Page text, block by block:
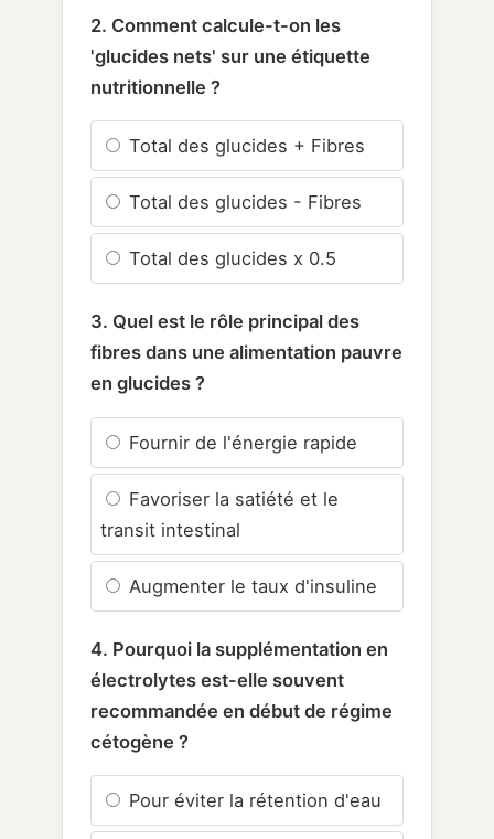
2. Comment calcule-t-on les
'glucides nets' sur une étiquette
nutritionnelle ?
Total des glucides + Fibres
Total des glucides - Fibres
Total des glucides x 0.5
3. Quel est le rôle principal des
fibres dans une alimentation pauvre
en glucides ?
Fournir de l'énergie rapide
Favoriser la satiété et le
transit intestinal
Augmenter le taux d'insuline
4. Pourquoi la supplémentation en
électrolytes est-elle souvent
recommandée en début de régime
cétogène ?
Pour éviter la rétention d'eau